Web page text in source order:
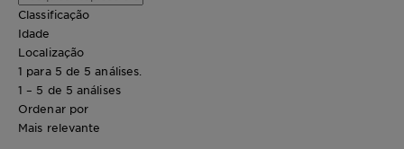
Classificação
Idade
Localização
1 para 5 de 5 análises.
1 – 5 de 5 análises
Ordenar por
Mais relevante